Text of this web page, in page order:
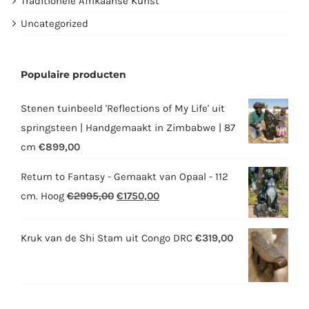
Uncategorized
Populaire producten
Stenen tuinbeeld 'Reflections of My Life' uit
springsteen | Handgemaakt in Zimbabwe | 87
cm €899,00
Return to Fantasy - Gemaakt van Opaal - 112
cm. Hoog €2995,00 Oorspronkelijke
was:
€1750,00Huidige
is:
Kruk van de Shi Stam uit Congo DRC €319,00